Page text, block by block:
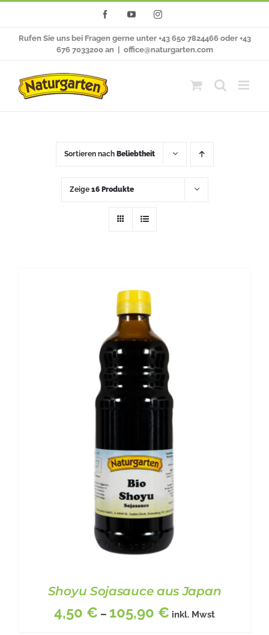
FacebookYouTubeInstagram
Rufen Sie uns bei Fragen gerne unter +43 650 7824466 oder +43
676 7033200 an
office@naturgarten.com
Sortieren nach Beliebtheit
Zeige 16 Produkte
Shoyu Sojasauce aus Japan
4,50 € – 105,90 € inkl. Mwst